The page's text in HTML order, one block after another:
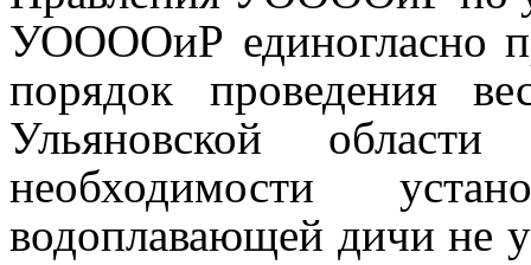
УООООиР единогласно
порядок проведения
Ульяновской
необходимости
водоплавающей дичи не